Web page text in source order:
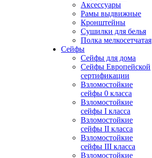
Аксессуары
Рамы выдвижные
Кронштейны
Сушилки для белья
Полка мелкосетчатая
Сейфы
Сейфы для дома
Сейфы Европейской
сертификации
Взломостойкие
сейфы 0 класса
Взломостойкие
сейфы I класса
Взломостойкие
сейфы II класса
Взломостойкие
сейфы III класса
Взломостойкие